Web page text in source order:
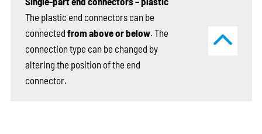
The plastic end connectors can be
connected from above or below. The
connection type can be changed by
altering the position of the end
connector.